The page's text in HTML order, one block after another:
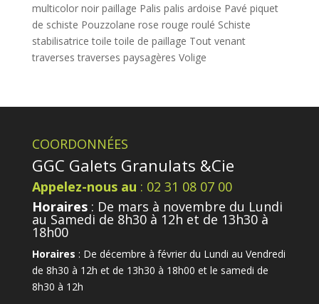
multicolor noir paillage Palis palis ardoise Pavé piquet
de schiste Pouzzolane rose rouge roulé Schiste
stabilisatrice toile toile de paillage Tout venant
traverses traverses paysagères Volige
COORDONNÉES
GGC Galets Granulats &Cie
Appelez-nous au : 02 31 08 07 00
Horaires: De mars à novembre du Lundi
au Samedi de 8h30 à 12h et de 13h30 à
18h00
Horaires : De décembre à février du Lundi au Vendredi
de 8h30 à 12h et de 13h30 à 18h00 et le samedi de
8h30 à 12h